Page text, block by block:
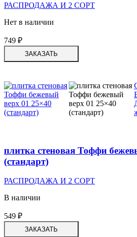
РАСПРОДАЖА И 2 СОРТ
Нет в наличии
749 ₽
ЗАКАЗАТЬ
плитка стеновая Тоффи
(стандарт)
РАСПРОДАЖА И 2 СОРТ
В наличии
549 ₽
ЗАКАЗАТЬ